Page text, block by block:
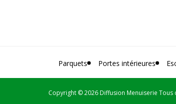
Parquets Portes intérieures
Copyright © 2026 Diffusion Menuiserie